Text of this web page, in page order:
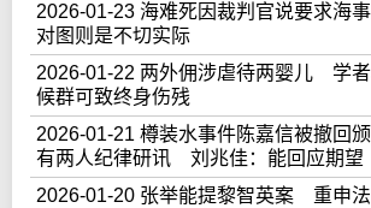
2026-01-23 海难死因裁判官说要求海
对图则是不切实际
2026-01-22 两外佣涉虐待两婴儿 学
候群可致终身伤残
2026-01-21 樽装水事件陈嘉信被撤回
有两人纪律研讯 刘兆佳：能回应期望
2026-01-20 张举能提黎智英案 重申